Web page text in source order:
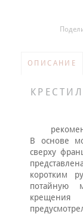
ОПИСАНИЕ
В основе
сверху
коротким
потайную